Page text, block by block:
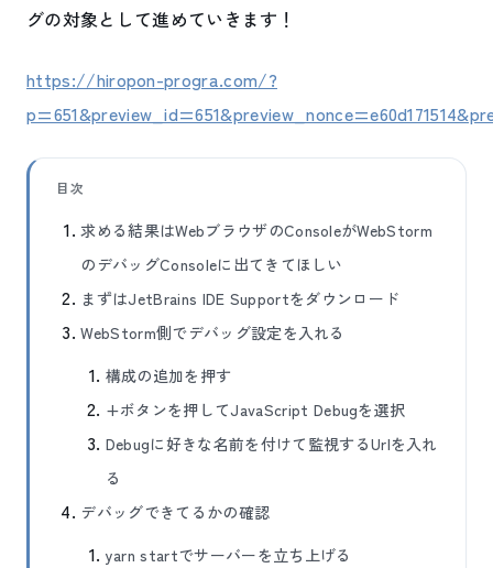
グの対象として進めていきます！
https://hiropon-progra.com/?
目次
求める結果はWebブラウザのConsoleがWebStorm
のデバッグConsoleに出てきてほしい
まずはJetBrains IDE Supportをダウンロード
WebStorm側でデバッグ設定を入れる
構成の追加を押す
+ボタンを押してJavaScript Debugを選択
Debugに好きな名前を付けて監視するUrlを入れ
る
デバッグできてるかの確認
yarn startでサーバーを立ち上げる